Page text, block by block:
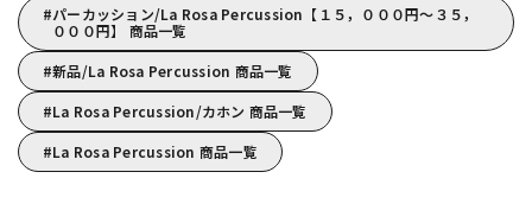
パーカッション/La Rosa Percussion【１５，０００円～３５，
０００円】 商品一覧
新品/La Rosa Percussion 商品一覧
La Rosa Percussion/カホン 商品一覧
La Rosa Percussion 商品一覧